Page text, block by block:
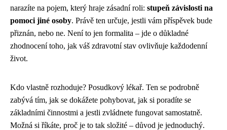
narazíte na pojem, který hraje zásadní roli: stupeň závislosti na
pomoci jiné osoby. Právě ten určuje, jestli vám příspěvek bude
přiznán, nebo ne. Není to jen formalita – jde o důkladné
zhodnocení toho, jak váš zdravotní stav ovlivňuje každodenní
život.
Kdo vlastně rozhoduje? Posudkový lékař. Ten se podrobně
zabývá tím, jak se dokážete pohybovat, jak si poradíte se
základními činnostmi a jestli zvládnete fungovat samostatně.
Možná si říkáte, proč je to tak složité – důvod je jednoduchý.